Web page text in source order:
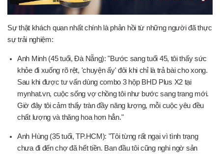
Sự thật khách quan nhất chính là phản hồi từ những người đã thực
sự trải nghiệm:
Anh Minh (45 tuổi, Đà Nẵng): "Bước sang tuổi 45, tôi thấy sức
khỏe đi xuống rõ rệt, 'chuyện ấy' đôi khi chỉ là trả bài cho xong.
Sau khi được tư vấn dùng combo 3 hộp BHD Plus X2 tại
mynhat.vn, cuộc sống vợ chồng tôi như bước sang trang mới.
Giờ đây tôi cảm thấy tràn đầy năng lượng, mỗi cuộc yêu đều
chất lượng và thăng hoa hơn hẳn."
Anh Hùng (35 tuổi, TP.HCM): "Tôi từng rất ngại vì tình trạng
chưa đi đến chợ đã hết tiền. Ban đầu tôi cũng nghi ngờ sản